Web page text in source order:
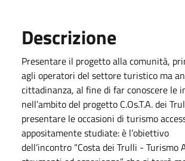
Descrizione
Presentare il progetto alla comunità,
agli operatori del settore turistico ma
cittadinanza, al fine di far conoscere le
nell’ambito del progetto C.Os.T.A. dei
presentare le occasioni di turismo
appositamente studiate: è l’obiettivo
dell’incontro “Costa dei Trulli - Turismo